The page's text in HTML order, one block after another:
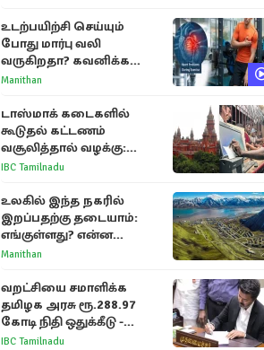
உடற்பயிற்சி செய்யும்
போது மார்பு வலி
வருகிறதா? கவனிக்க
வேண்டிய எச்சரிக்கை
Manithan
டாஸ்மாக் கடைகளில்
கூடுதல் கட்டணம்
வசூலித்தால் வழக்கு:
சென்னை உயர்நீதிமன்றம்
IBC Tamilnadu
உலகில் இந்த நகரில்
இறப்பதற்கு தடையாம்:
எங்குள்ளது? என்ன
காரணம் தெரியுமா?
Manithan
வறட்சியை சமாளிக்க
தமிழக அரசு ரூ.288.97
கோடி நிதி ஒதுக்கீடு -
வெளியான அரசாணை
IBC Tamilnadu